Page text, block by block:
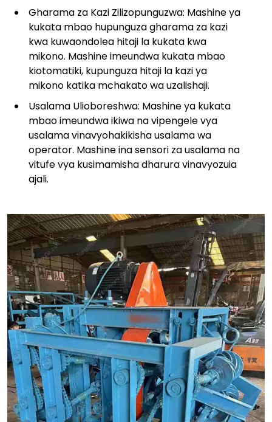
Gharama za Kazi Zilizopunguzwa: Mashine ya
kukata mbao hupunguza gharama za kazi
kwa kuwaondolea hitaji la kukata kwa
mikono. Mashine imeundwa kukata mbao
kiotomatiki, kupunguza hitaji la kazi ya
mikono katika mchakato wa uzalishaji.
Usalama Ulioboreshwa: Mashine ya kukata
mbao imeundwa ikiwa na vipengele vya
usalama vinavyohakikisha usalama wa
operator. Mashine ina sensori za usalama na
vitufe vya kusimamisha dharura vinavyozuia
ajali.